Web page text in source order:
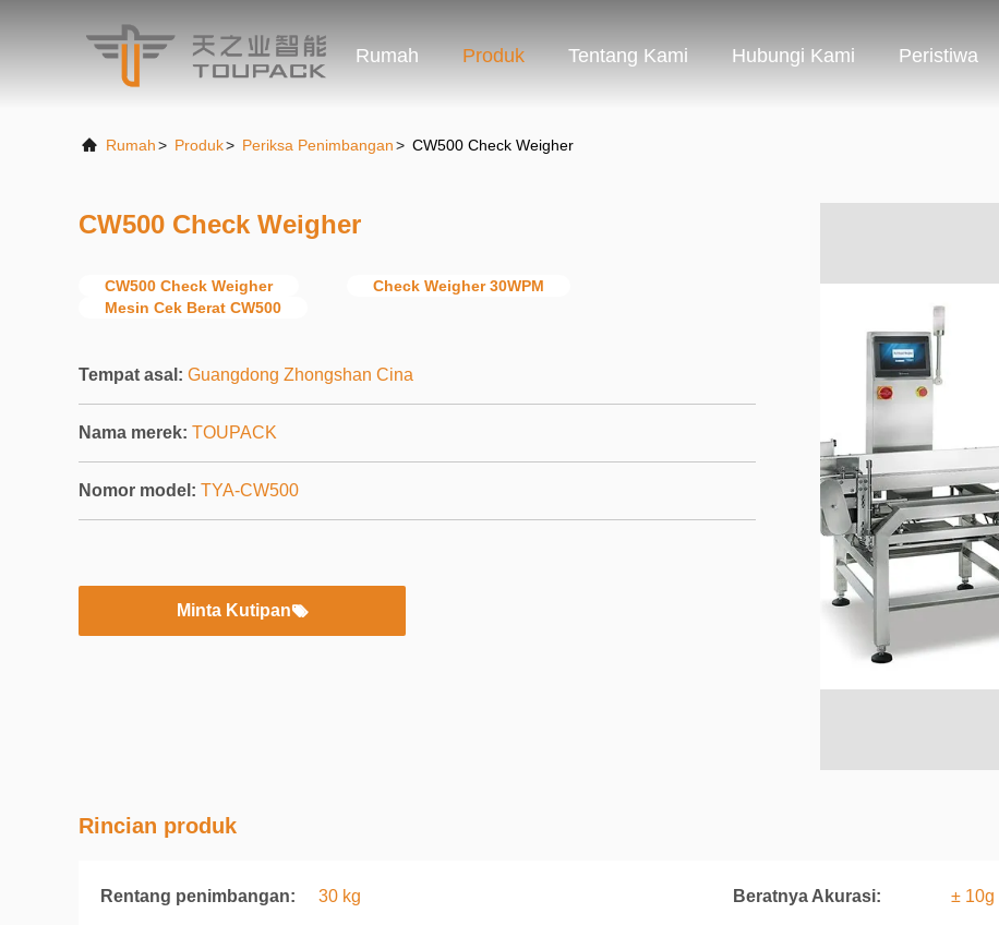
Rumah Produk Tentang Kami Hubungi Kami Peristiwa
Rumah> Produk> Periksa Penimbangan> CW500 Check Weigher
CW500 Check Weigher
CW500 Check Weigher
Check Weigher 30WPM
Mesin Cek Berat CW500
Tempat asal: Guangdong Zhongshan Cina
Nama merek: TOUPACK
Nomor model: TYA-CW500
Minta Kutipan
Rincian produk
Rentang penimbangan: 30 kg Beratnya Akurasi: ± 10g